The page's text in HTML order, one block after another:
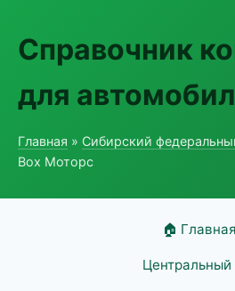
Справочник
для
Главная » Сибирский
Box Моторс
🏠 Главная